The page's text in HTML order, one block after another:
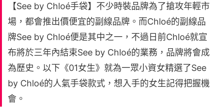
【See by Chloé手袋】不少時裝品牌為了搶攻年輕市
場，都會推出價便宜的副線品牌。而Chloé的副線品
牌See by Chloé便是其中之一，不過日前Chloé就宣
布將於三年內結束See by Chloé的業務，品牌將會成
為歷史。以下《01女生》就為一眾小資女精選了See
by Chloé的人氣手袋款式，想入手的女生記得把握機
會。